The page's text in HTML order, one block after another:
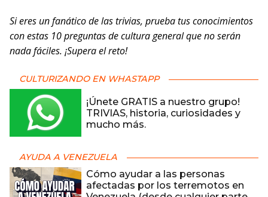
Si eres un fanático de las trivias, prueba tus conocimientos
con estas 10 preguntas de cultura general que no serán
nada fáciles. ¡Supera el reto!
CULTURIZANDO EN WHASTAPP
¡Únete GRATIS a nuestro grupo!
TRIVIAS, historia, curiosidades y
mucho más.
AYUDA A VENEZUELA
Cómo ayudar a las personas
afectadas por los terremotos en